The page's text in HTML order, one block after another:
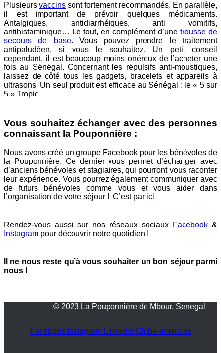
Plusieurs vaccins sont fortement recommandés. En parallèle,
il est important de prévoir quelques médicaments.
Antalgiques, antidiarrhéiques, anti vomitifs,
antihistaminique… Le tout, en complément d’une trousse de
secours de base. Vous pouvez prendre le traitement
antipaludéen, si vous le souhaitez. Un petit conseil
cependant, il est beaucoup moins onéreux de l’acheter une
fois au Sénégal. Concernant les répulsifs anti-moustiques,
laissez de côté tous les gadgets, bracelets et appareils à
ultrasons. Un seul produit est efficace au Sénégal : le « 5 sur
5 » Tropic.
Vous souhaitez échanger avec des personnes
connaissant la Pouponnière :
Nous avons créé un groupe Facebook pour les bénévoles de
la Pouponnière. Ce dernier vous permet d’échanger avec
d’anciens bénévoles et stagiaires, qui pourront vous raconter
leur expérience. Vous pourrez également communiquer avec
de futurs bénévoles comme vous et vous aider dans
l’organisation de votre séjour !! C’est par ici
Rendez-vous aussi sur nos réseaux sociaux Facebook&
Instagram pour découvrir notre quotidien !
Il ne nous reste qu’à vous souhaiter un bon séjour parmi
nous !
© 2023 La Pouponnière de Mbour, Senegal
Facebook Instagram Linkedin Globe-americas